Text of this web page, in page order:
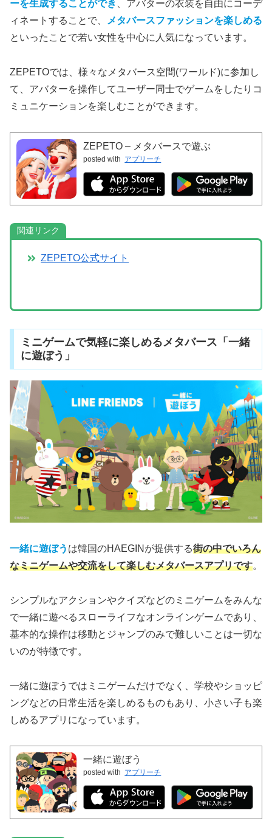
ーを生成することができ
、アバターの衣装を自由にコーデ
ィネートすることで、
メタバースファッションを楽しめる
といったことで若い女性を中心に人気になっています。
ZEPETOでは、様々なメタバース空間(ワールド)に参加し
て、アバターを操作してユーザー同士でゲームをしたりコ
ミュニケーションを楽しむことができます。
ZEPETO – メタバースで遊ぶ
posted with アプリーチ
関連リンク
ZEPETO公式サイト
ミニゲームで気軽に楽しめるメタバース「一緒
に遊ぼう」
一緒に遊ぼう は韓国のHAEGINが提供する街の中でいろん
なミニゲームや交流をして楽しむメタバースアプリです。
シンプルなアクションやクイズなどのミニゲームをみんな
で一緒に遊べるスローライフなオンラインゲームであり、
基本的な操作は移動とジャンプのみで難しいことは一切な
いのが特徴です。
一緒に遊ぼうではミニゲームだけでなく、学校やショッピ
ングなどの日常生活を楽しめるものもあり、小さい子も楽
しめるアプリになっています。
一緒に遊ぼう
posted with アプリーチ